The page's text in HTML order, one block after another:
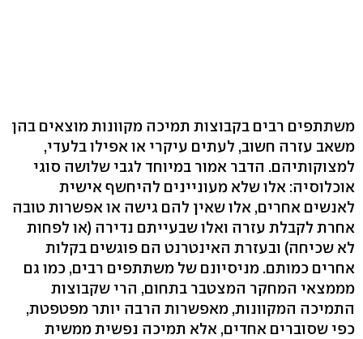
משתתפים רבים בקבוצות תמיכה מקוונות מוצאים בהן
משאב עזרה חשוב, לעתים עיקרי או אפילו בלעדי,
למצוקותיהם. הדבר אמור במיוחד לגבי שלושה סוגי
אוכלוסיה: אלו שלא מעוניינים להיחשף אישית
לאנשים אחרים, אלו שאין להם גישה או אפשרות טובה
אחרת לקבלת עזרה ואלו שבעייתם נדירה (או לפחות
לא שכיחה) ובעזרת האינטרנט הם פוגשים בקלות
אחרים כמותם. מניסיונם של משתתפים רבים, כמו גם
מממצאי המחקר המצטבר בתחום, הרי שקבוצות
התמיכה המקוונות, מאפשרות הרבה יותר מפטפטת,
כפי שסוברים אחדים, אלא תמיכה נפשית ממשית